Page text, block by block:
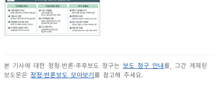
본 기사에 대한 정정·반론·추후보도 청구는 보도 청구 안내 를, 그간 게재된
보도문은 정정·반론보도 모아보기 를 참고해 주세요.